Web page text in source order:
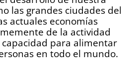
las grandes ciudades del
actuales economías
de la actividad
capacidad para alimentar
en todo el mundo.